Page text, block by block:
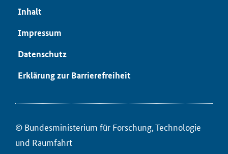
In­halt
Im­pres­sum
Da­ten­schutz
Er­klä­rung zur Bar­rie­re­frei­heit
© Bun­des­mi­nis­te­ri­um für ­For­schung, Tech­no­lo­gie
und Raum­fahrt